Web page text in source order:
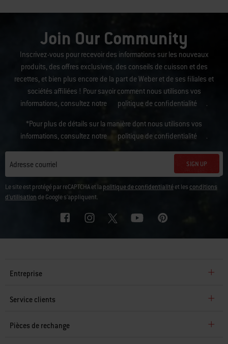
Join Our Community
Inscrivez-vous pour recevoir des informations sur les nouveaux
produits, des offres exclusives, des conseils de cuisson et des
recettes, et bien plus encore de la part de Weber et de ses filiales et
sociétés affiliées ! Pour savoir comment nous utilisons vos
informations, consultez notre
politique de confidentialité .
*Pour plus de détails sur la manière dont nous utilisons vos
informations, consultez notre
politique de confidentialité .
Adresse courriel SIGN UP
Le site est protégé par reCAPTCHA et la politique de confidentialitéet les conditions
d'utilisation de Google s'appliquent.
Entreprise
Service clients
Pièces de rechange